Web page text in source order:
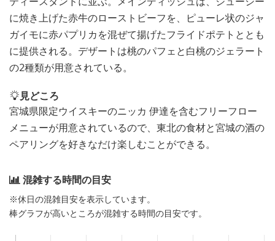
に焼き上げた赤牛のローストビーフを、ピューレ状のジャ
ガイモに赤パプリカを混ぜて揚げたフライドポテトととも
に提供される。デザートは桃のパフェと白桃のジェラート
の2種類が用意されている。
見どころ
宮城県限定ウイスキーのニッカ 伊達を含むフリーフロー
メニューが用意されているので、東北の食材と宮城の酒の
ペアリングを好きなだけ楽しむことができる。
混雑する時間の目安
※休日の混雑目安を表示しています。
棒グラフが高いところが混雑する時間の目安です。